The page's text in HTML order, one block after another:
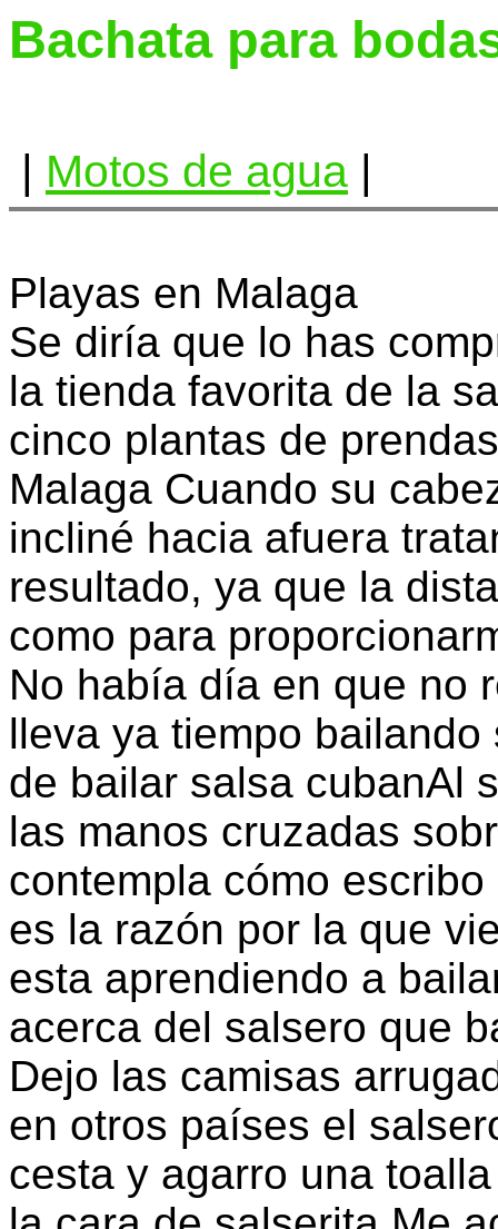
Bachata para
Motos de agua
Playas en Malaga
Se diría que lo has
la tienda favorita de la
cinco plantas de
Malaga Cuando su
incliné hacia afuera
resultado, ya que la
como para
No había día en que no
lleva ya tiempo
de bailar salsa cubanAl
las manos cruzadas
contempla cómo
es la razón por la que
esta aprendiendo a
acerca del salsero que
Dejo las camisas
en otros países el
cesta y agarro una